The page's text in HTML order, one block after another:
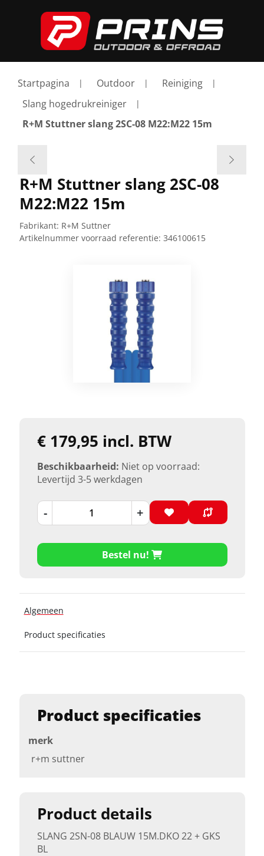
Startpagina Outdoor
Reiniging
Slang hogedrukreiniger
R+M Stuttner slang 2SC-08 M22:M22 15m
Product details
SLANG 2SN-08 BLAUW 15M.DKO 22 + GKS
BL
Product specificaties
merk
r+m suttner
R+M Stuttner slang 2SC-08
M22:M22 15m
Fabrikant: R+M Suttner
Artikelnummer voorraad referentie: 346100615
€ 179,95 incl. BTW
Beschikbaarheid: Niet op voorraad:
Levertijd 3-5 werkdagen
- +
Bestel nu!
Algemeen
Product specificaties